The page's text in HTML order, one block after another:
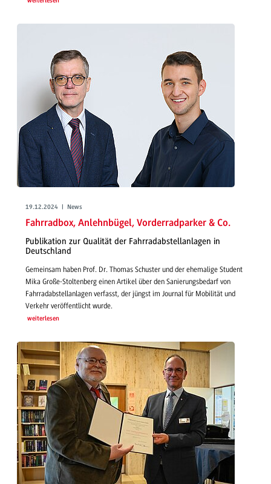
19.12.2024 | News
Fahrradbox, Anlehnbügel, Vorderradparker & Co.
Publikation zur Qualität der Fahrradabstellanlagen in
Deutschland
Gemeinsam haben Prof. Dr. Thomas Schuster und der ehemalige Student
Mika Große-Stoltenberg einen Artikel über den Sanierungsbedarf von
Fahrradabstellanlagen verfasst, der jüngst im Journal für Mobilität und
Verkehr veröffentlicht wurde.
weiterlesen